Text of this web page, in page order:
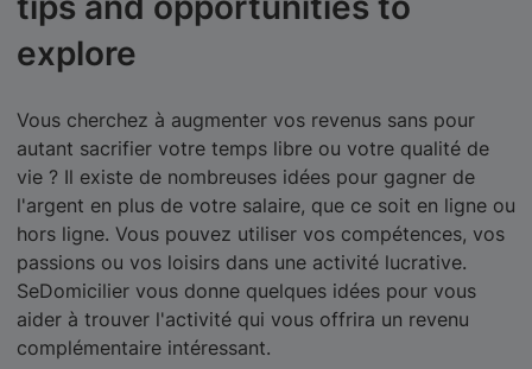
explore
Vous cherchez à augmenter vos revenus sans pour
autant sacrifier votre temps libre ou votre qualité de
vie ? Il existe de nombreuses idées pour gagner de
l'argent en plus de votre salaire, que ce soit en ligne ou
hors ligne. Vous pouvez utiliser vos compétences, vos
passions ou vos loisirs dans une activité lucrative.
SeDomicilier vous donne quelques idées pour vous
aider à trouver l'activité qui vous offrira un revenu
complémentaire intéressant.